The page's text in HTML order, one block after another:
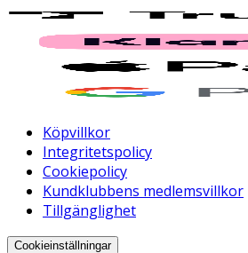
Köpvillkor
Integritetspolicy
Cookiepolicy
Kundklubbens medlemsvillkor
Tillgänglighet
Cookieinställningar